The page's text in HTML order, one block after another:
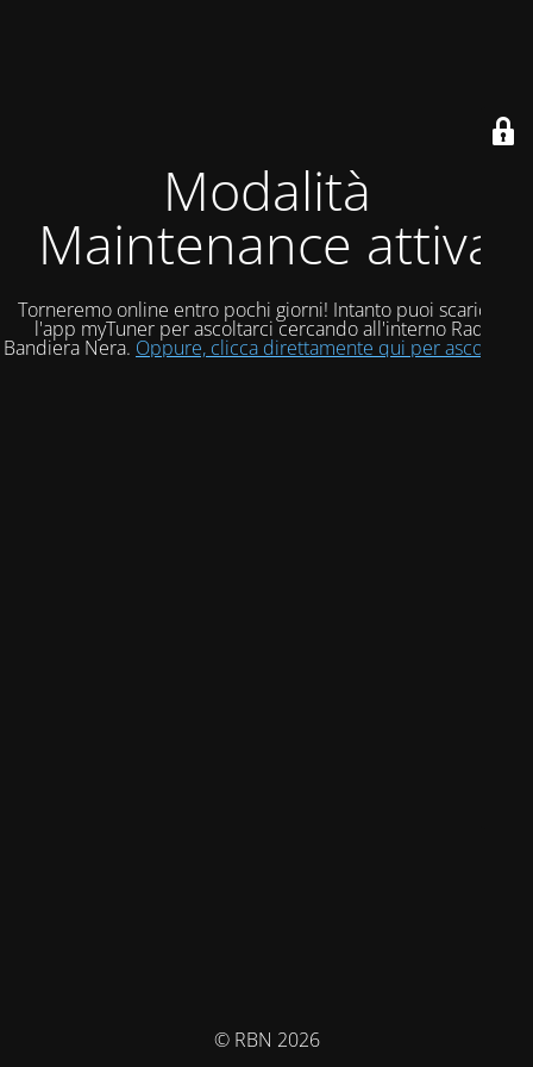
Modalità
Maintenance attiva
Torneremo online entro pochi giorni! Intanto puoi scaricare
l'app myTuner per ascoltarci cercando all'interno Radio
Bandiera Nera. Oppure, clicca direttamente qui per ascoltarci!
© RBN 2026